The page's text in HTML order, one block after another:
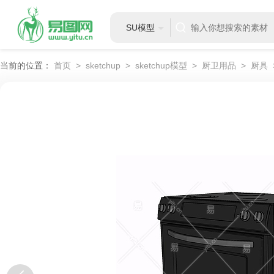
SU模型
当前的位置： 首页 > sketchup > sketchup模型 > 厨卫用品 > 厨具